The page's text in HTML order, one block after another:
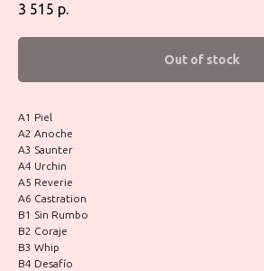
3 515 р.
Out of stock
A1 Piel
A2 Anoche
A3 Saunter
A4 Urchin
A5 Reverie
A6 Castration
B1 Sin Rumbo
B2 Coraje
B3 Whip
B4 Desafío